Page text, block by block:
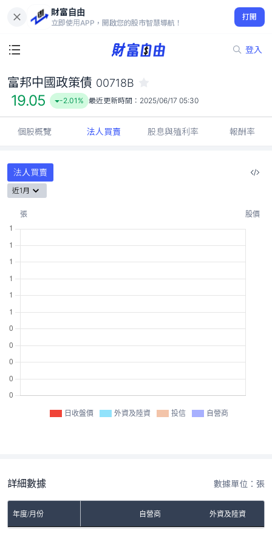
財富自由
立即使用APP，開啟您的股市智慧導航！
打開
登入
19.05
-2.01%
富邦中國政策債 00718B
19.05 -2.01% 最近更新時間： 2025/06/17 05:30
個股概覽 法人買賣 股息與殖利率 報酬率
法人買賣
近1月
日收盤價 外資及陸資 投信 自營商
詳細數據 數據單位：張
年度/月份 自營商 外資及陸資